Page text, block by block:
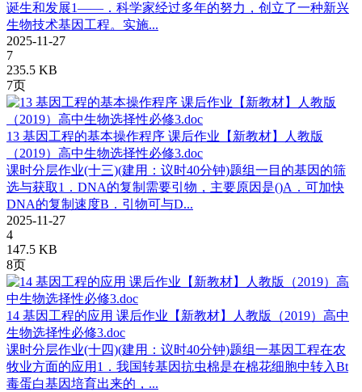
诞生和发展1——．科学家经过多年的努力，创立了一种新兴
生物技术基因工程。实施...
2025-11-27
7
235.5 KB
7页
13 基因工程的基本操作程序 课后作业【新教材】人教版
（2019）高中生物选择性必修3.doc
课时分层作业(十三)(建用：议时40分钟)题组一目的基因的筛
选与获取1．DNA的复制需要引物，主要原因是()A．可加快
DNA的复制速度B．引物可与D...
2025-11-27
4
147.5 KB
8页
14 基因工程的应用 课后作业【新教材】人教版（2019）高中
生物选择性必修3.doc
课时分层作业(十四)(建用：议时40分钟)题组一基因工程在农
牧业方面的应用1．我国转基因抗虫棉是在棉花细胞中转入Bt
毒蛋白基因培育出来的，...